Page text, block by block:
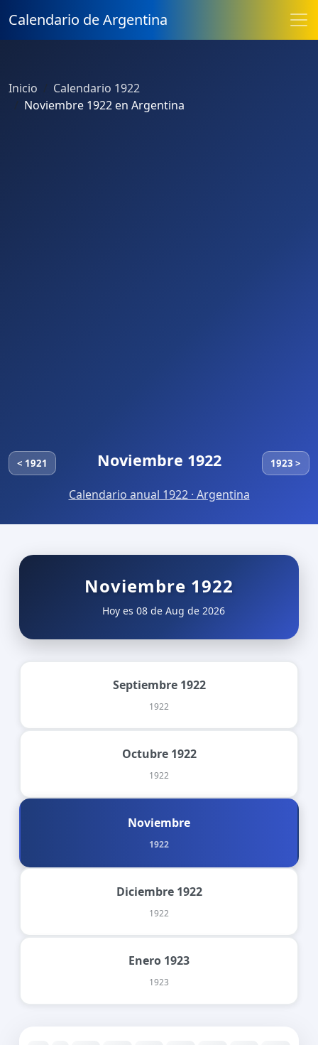
Calendario de Argentina
Inicio
Calendario 1922
Noviembre 1922 en Argentina
< 1921 Noviembre 1922 1923 >
Calendario anual 1922 · Argentina
Noviembre 1922
Hoy es 08 de Aug de 2026
Septiembre 1922
1922
Octubre 1922
1922
Noviembre
1922
Diciembre 1922
1922
Enero 1923
1923